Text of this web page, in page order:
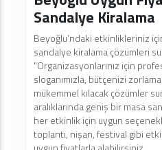
Sandalye Kiralama
Beyoğlu’ndaki etkinlikleriniz
sandalye kiralama çözümleri
"Organizasyonlarınız için
sloganımızla, bütçenizi
mükemmel kılacak çözümler
aralıklarında geniş bir masa
her etkinlik için uygun
toplantı, nişan, festival gibi